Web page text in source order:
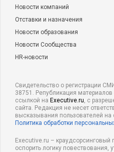
Новости компаний
Отставки и назначения
Новости образования
Новости Сообщества
HR-новости
Свидетельство о регистрации
38751. Републикация материалов
ссылкой на Executive.ru, с
сайта. Редакция не несет
высказывания пользователей на
Политика обработки
Executive.ru –
оспорить логику